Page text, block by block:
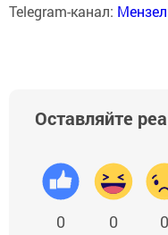
Telegram-канал:
Оставляйте
0 0 0